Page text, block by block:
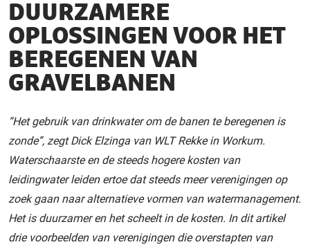
DUURZAMERE
OPLOSSINGEN VOOR HET
BEREGENEN VAN
GRAVELBANEN
“Het gebruik van drinkwater om de banen te beregenen is
zonde”, zegt Dick Elzinga van WLT Rekke in Workum.
Waterschaarste en de steeds hogere kosten van
leidingwater leiden ertoe dat steeds meer verenigingen op
zoek gaan naar alternatieve vormen van watermanagement.
Het is duurzamer en het scheelt in de kosten. In dit artikel
drie voorbeelden van verenigingen die overstapten van